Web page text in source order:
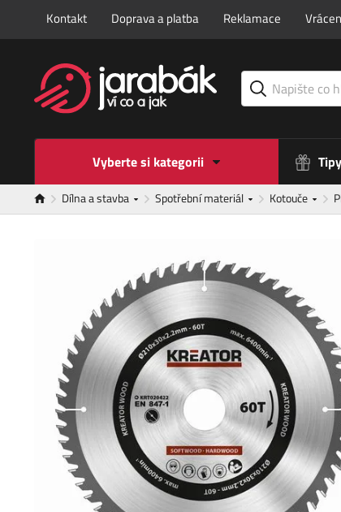
Kontakt Doprava a platba Reklamace
Vyberte si kategorii
Dílna a stavba Spotřební materiál Kotouče